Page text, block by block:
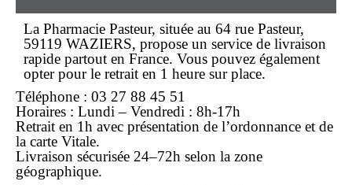
La Pharmacie Pasteur, située au 64 rue Pasteur,
59119 WAZIERS, propose un service de livraison
rapide partout en France. Vous pouvez également
opter pour le retrait en 1 heure sur place.
Téléphone : 03 27 88 45 51
Horaires : Lundi – Vendredi : 8h-17h
Retrait en 1h avec présentation de l’ordonnance et de
la carte Vitale.
Livraison sécurisée 24–72h selon la zone
géographique.